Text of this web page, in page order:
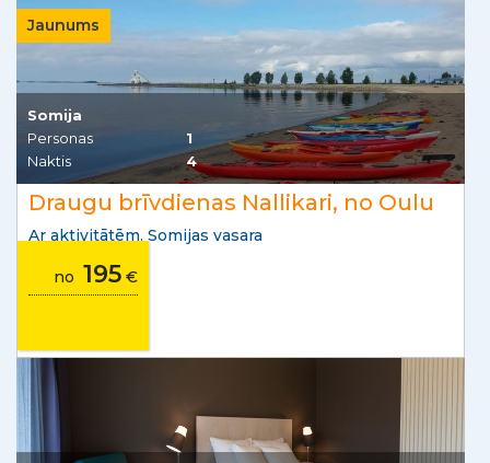
Jaunums
Somija
Personas
1
Naktis
4
Draugu brīvdienas Nallikari, no Oulu
Ar aktivitātēm. Somijas vasara
no 195 €